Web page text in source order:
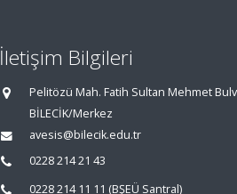
İletişim Bilgileri
Pelitözü Mah. Fatih Sultan Mehmet
BİLECİK/Merkez
avesis@bilecik.edu.tr
0228 214 21 43
0228 214 11 11 (BŞEÜ Santral)